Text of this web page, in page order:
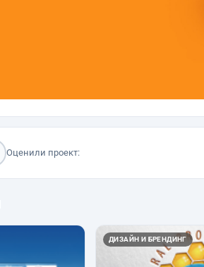
Оценили проект:
ДИЗАЙН И БРЕНДИНГ